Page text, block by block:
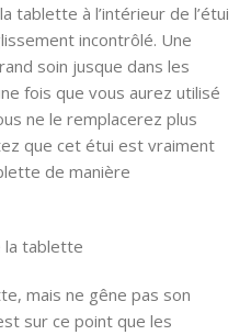
tablette à l’intérieur de l’étui
incontrôlé. Une
soin jusque dans les
fois que vous aurez utilisé
ne le remplacerez plus
que cet étui est vraiment
de manière
la tablette
mais ne gêne pas son
sur ce point que les